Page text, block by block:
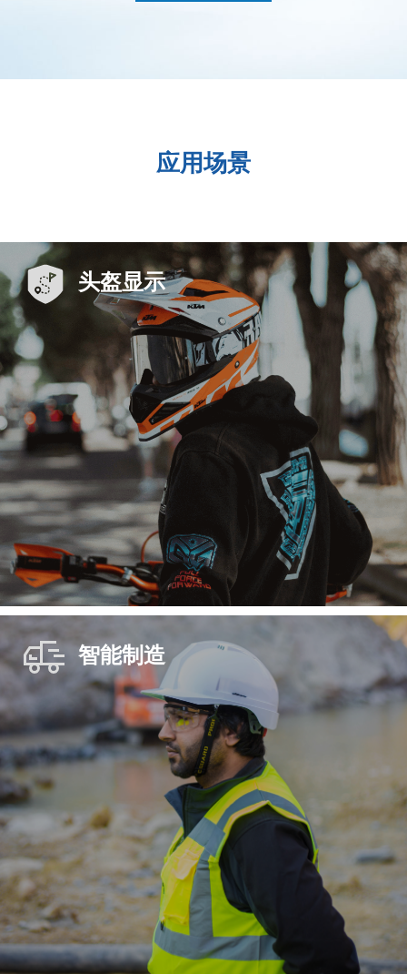
应用场景
头盔显示
头盔显示
数字化设备近眼显示，实现信息共享和交互
无线方式接收其他设备信息，可用于实现信息的实时交互与
共享，提升协同能力。
智能制造